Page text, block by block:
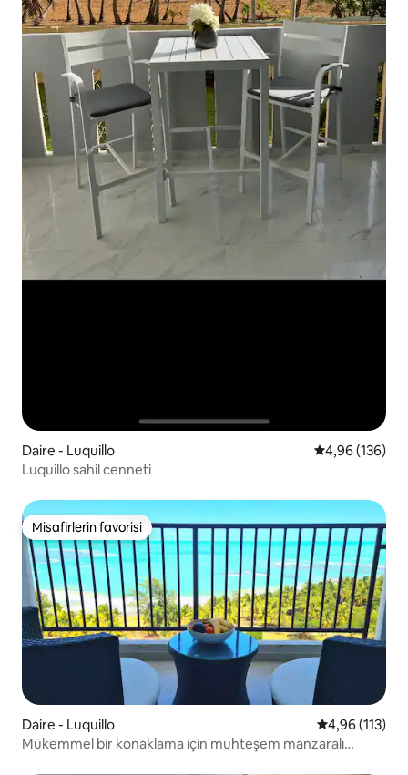
Daire - Luquillo 5 üzerinden
4,96 (136)
Luquillo sahil cenneti
Misafirlerin favorisi
Misafirlerin favorisi
Daire - Luquillo 5 üzerinden
4,96 (113)
Mükemmel bir konaklama için muhteşem manzaralı